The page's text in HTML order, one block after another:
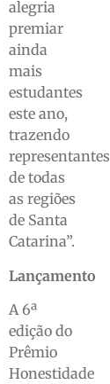
alegria
premiar
ainda
mais
estudantes
este ano,
trazendo
representantes
de todas
as regiões
de Santa
Catarina”.
Lançamento
A 6ª
edição do
Prêmio
Honestidade